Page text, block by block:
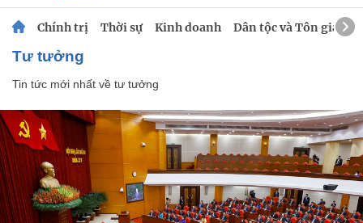
Chính trị Thời sự Kinh doanh Dân tộc và Tôn giáo
tư tưởng
Tin tức mới nhất về tư tưởng